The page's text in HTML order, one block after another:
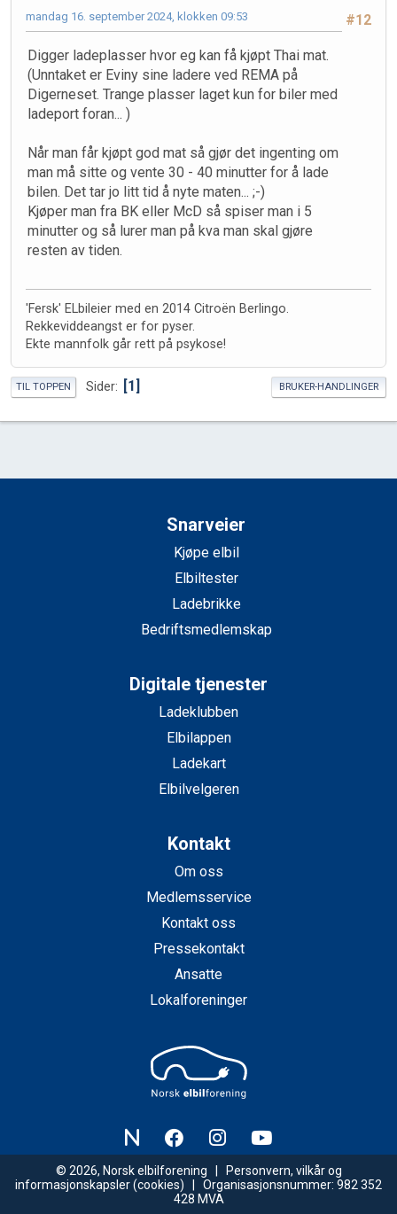
#12
mandag 16. september 2024, klokken 09:53
Digger ladeplasser hvor eg kan få kjøpt Thai mat.
(Unntaket er Eviny sine ladere ved REMA på
Digerneset. Trange plasser laget kun for biler med
ladeport foran... )
Når man får kjøpt god mat så gjør det ingenting om
man må sitte og vente 30 - 40 minutter for å lade
bilen. Det tar jo litt tid å nyte maten... ;-)
Kjøper man fra BK eller McD så spiser man i 5
minutter og så lurer man på kva man skal gjøre
resten av tiden.
'Fersk' ELbileier med en 2014 Citroën Berlingo.
Rekkeviddeangst er for pyser.
Ekte mannfolk går rett på psykose!
TIL TOPPEN Sider 1 BRUKER-HANDLINGER
Snarveier
Kjøpe elbil
Elbiltester
Ladebrikke
Bedriftsmedlemskap
Digitale tjenester
Ladeklubben
Elbilappen
Ladekart
Elbilvelgeren
Kontakt
Om oss
Medlemsservice
Kontakt oss
Pressekontakt
Ansatte
Lokalforeninger
© 2026, Norsk elbilforening |
Personvern, vilkår og
informasjonskapsler(cookies) | Organisasjonsnummer: 982 352
428 MVA